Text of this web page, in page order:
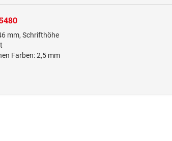
mm, Schrifthöhe
Farben: 2,5 mm